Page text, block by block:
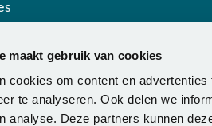
maakt gebruik van cookies
cookies om content en
te analyseren. Ook delen we
analyse. Deze partners kunnen